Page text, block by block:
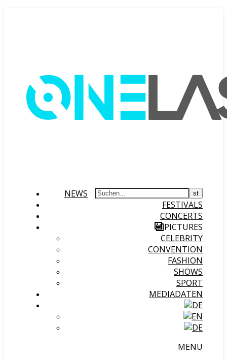
NEWS
FESTIVALS
CONCERTS
PICTURES
CELEBRITY
CONVENTION
FASHION
SHOWS
SPORT
MEDIADATEN
MENU